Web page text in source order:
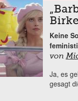
Keine
von
Ja, es
gesagt